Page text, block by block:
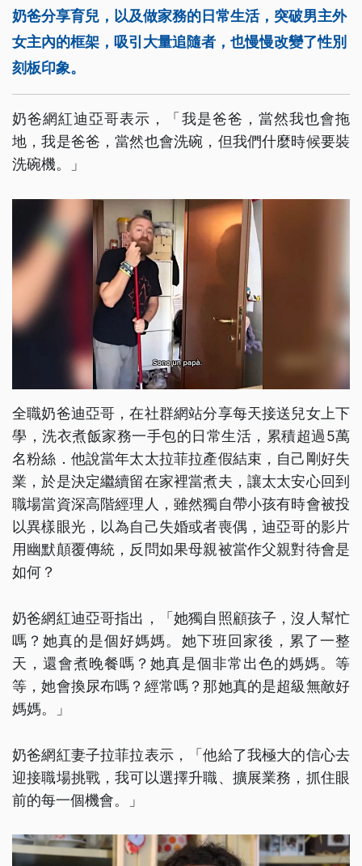
奶爸分享育兒，以及做家務的日常生活，突破男主外
女主內的框架，吸引大量追隨者，也慢慢改變了性別
刻板印象。
奶爸網紅迪亞哥表示，「我是爸爸，當然我也會拖
地，我是爸爸，當然也會洗碗，但我們什麼時候要裝
洗碗機。」
全職奶爸迪亞哥，在社群網站分享每天接送兒女上下
學，洗衣煮飯家務一手包的日常生活，累積超過5萬
名粉絲．他說當年太太拉菲拉產假結束，自己剛好失
業，於是決定繼續留在家裡當煮夫，讓太太安心回到
職場當資深高階經理人，雖然獨自帶小孩有時會被投
以異樣眼光，以為自己失婚或者喪偶，迪亞哥的影片
用幽默顛覆傳統，反問如果母親被當作父親對待會是
如何？
奶爸網紅迪亞哥指出，「她獨自照顧孩子，沒人幫忙
嗎？她真的是個好媽媽。她下班回家後，累了一整
天，還會煮晚餐嗎？她真是個非常出色的媽媽。等
等，她會換尿布嗎？經常嗎？那她真的是超級無敵好
媽媽。」
奶爸網紅妻子拉菲拉表示，「他給了我極大的信心去
迎接職場挑戰，我可以選擇升職、擴展業務，抓住眼
前的每一個機會。」